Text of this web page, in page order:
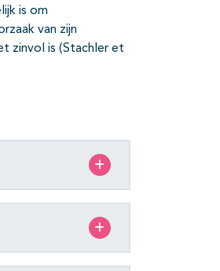
is om
van zijn
zinvol is (Stachler et